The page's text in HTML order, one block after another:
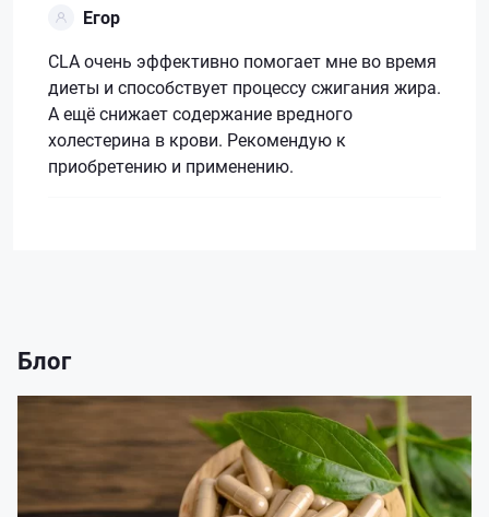
Егор
CLA очень эффективно помогает мне во время
диеты и способствует процессу сжигания жира.
А ещё снижает содержание вредного
холестерина в крови. Рекомендую к
приобретению и применению.
Блог